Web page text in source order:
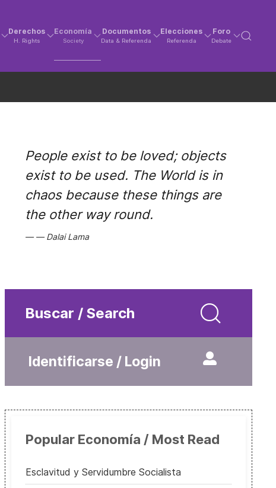
Derechos
H. Rights
Economía
Society
Documentos
Data & Referenda
Elecciones
Referenda
Foro
Debate
People exist to be loved; objects
exist to be used. The World is in
chaos because these things are
the other way round.
Dalai Lama
Buscar / Search
Identificarse / Login
Popular Economía / Most Read
Esclavitud y Servidumbre Socialista